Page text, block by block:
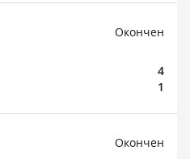
Oкончен
4
1
Oкончен